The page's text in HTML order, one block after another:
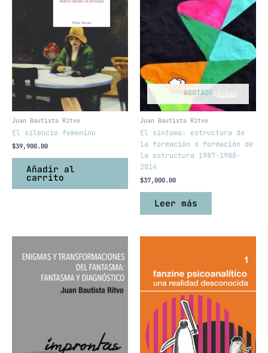
Juan Bautista Ritvo
El silencio femenino
$39,900.00
Añadir al
carrito
AGOTADO
Juan Bautista Ritvo
El síntoma: estructura de
la formación o formación de
la estructura 1987-1988-
2014
$37,000.00
Leer más